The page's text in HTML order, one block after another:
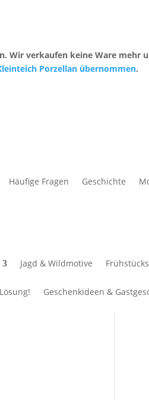
Wir verkaufen keine Ware mehr
Porzellan übernommen.
Häufige Fragen Geschichte
Jagd & Wildmotive
Geschenkideen &